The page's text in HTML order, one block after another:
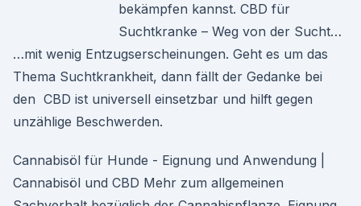
bekämpfen kannst. CBD für
Suchtkranke – Weg von der Sucht…
…mit wenig Entzugserscheinungen. Geht es um das
Thema Suchtkrankheit, dann fällt der Gedanke bei
den CBD ist universell einsetzbar und hilft gegen
unzählige Beschwerden.
Cannabisöl für Hunde - Eignung und Anwendung |
Cannabisöl und CBD Mehr zum allgemeinen